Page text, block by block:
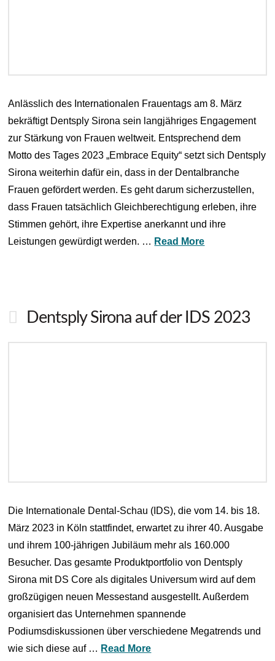
Anlässlich des Internationalen Frauentags am 8. März
bekräftigt Dentsply Sirona sein langjähriges Engagement
zur Stärkung von Frauen weltweit. Entsprechend dem
Motto des Tages 2023 „Embrace Equity“ setzt sich Dentsply
Sirona weiterhin dafür ein, dass in der Dentalbranche
Frauen gefördert werden. Es geht darum sicherzustellen,
dass Frauen tatsächlich Gleichberechtigung erleben, ihre
Stimmen gehört, ihre Expertise anerkannt und ihre
Leistungen gewürdigt werden. … Read More
Dentsply Sirona auf der IDS 2023
Die Internationale Dental-Schau (IDS), die vom 14. bis 18.
März 2023 in Köln stattfindet, erwartet zu ihrer 40. Ausgabe
und ihrem 100-jährigen Jubiläum mehr als 160.000
Besucher. Das gesamte Produktportfolio von Dentsply
Sirona mit DS Core als digitales Universum wird auf dem
großzügigen neuen Messestand ausgestellt. Außerdem
organisiert das Unternehmen spannende
Podiumsdiskussionen über verschiedene Megatrends und
wie sich diese auf … Read More